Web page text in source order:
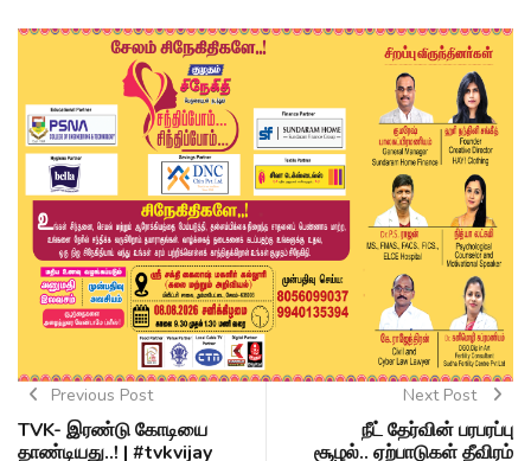
Previous Post
TVK- இரண்டு கோடியை
தாண்டியது..! | #tvkvijay
Next Post
நீட் தேர்வின் பரபரப்பு
சூழல்.. ஏற்பாடுகள் தீவிரம்